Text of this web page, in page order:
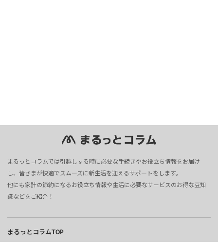
まるっとコラムでは引越しする時に必要な手続きやお役立ち情報をお届け
し、皆さまが快適でスムーズに新生活を迎えるサポートをします。
他にも家計の節約になるお役立ち情報や生活に必要なサービスのお得な豆知
識などをご紹介！
まるっとコラムTOP